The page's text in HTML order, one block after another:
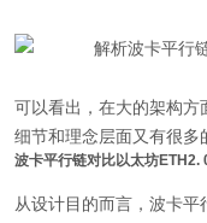
可以看出，在大的架构
细节和理念层面又有很多
波卡平行链对比以太坊ETH2.
从设计目的而言，波卡